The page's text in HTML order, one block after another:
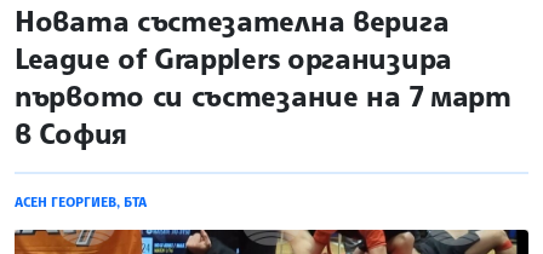
site.bta
Новата състезателна верига
League of Grapplers организира
първото си състезание на 7 март
в София
АСЕН ГЕОРГИЕВ, БТА